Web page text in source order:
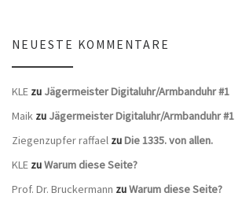
NEUESTE KOMMENTARE
KLE zu Jägermeister Digitaluhr/Armbanduhr #1
Maik zu Jägermeister Digitaluhr/Armbanduhr #1
Ziegenzupfer raffael zuDie 1335. von allen.
KLE zuWarum diese Seite?
Prof. Dr. Bruckermann zuWarum diese Seite?